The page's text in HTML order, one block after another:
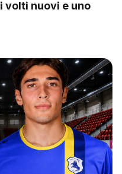
volti nuovi e uno